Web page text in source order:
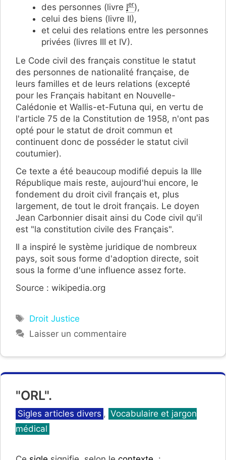
des personnes (livre Ier),
celui des biens (livre II),
et celui des relations entre les personnes
privées (livres III et IV).
Le Code civil des français constitue le statut
des personnes de nationalité française, de
leurs familles et de leurs relations (excepté
pour les Français habitant en Nouvelle-
Calédonie et Wallis-et-Futuna qui, en vertu de
l'article 75 de la Constitution de 1958, n'ont pas
opté pour le statut de droit commun et
continuent donc de posséder le statut civil
coutumier).
Ce texte a été beaucoup modifié depuis la IIIe
République mais reste, aujourd'hui encore, le
fondement du droit civil français et, plus
largement, de tout le droit français. Le doyen
Jean Carbonnier disait ainsi du Code civil qu'il
est "la constitution civile des Français".
Il a inspiré le système juridique de nombreux
pays, soit sous forme d'adoption directe, soit
sous la forme d'une influence assez forte.
Source : wikipedia.org
Étiquettes
Droit Justice
Laisser un commentaire
"ORL".
Catégories
Sigles articles divers , Vocabulaire et jargon
médical